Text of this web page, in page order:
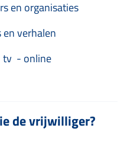
en organisaties
verhalen
tv - online
de vrijwilliger?